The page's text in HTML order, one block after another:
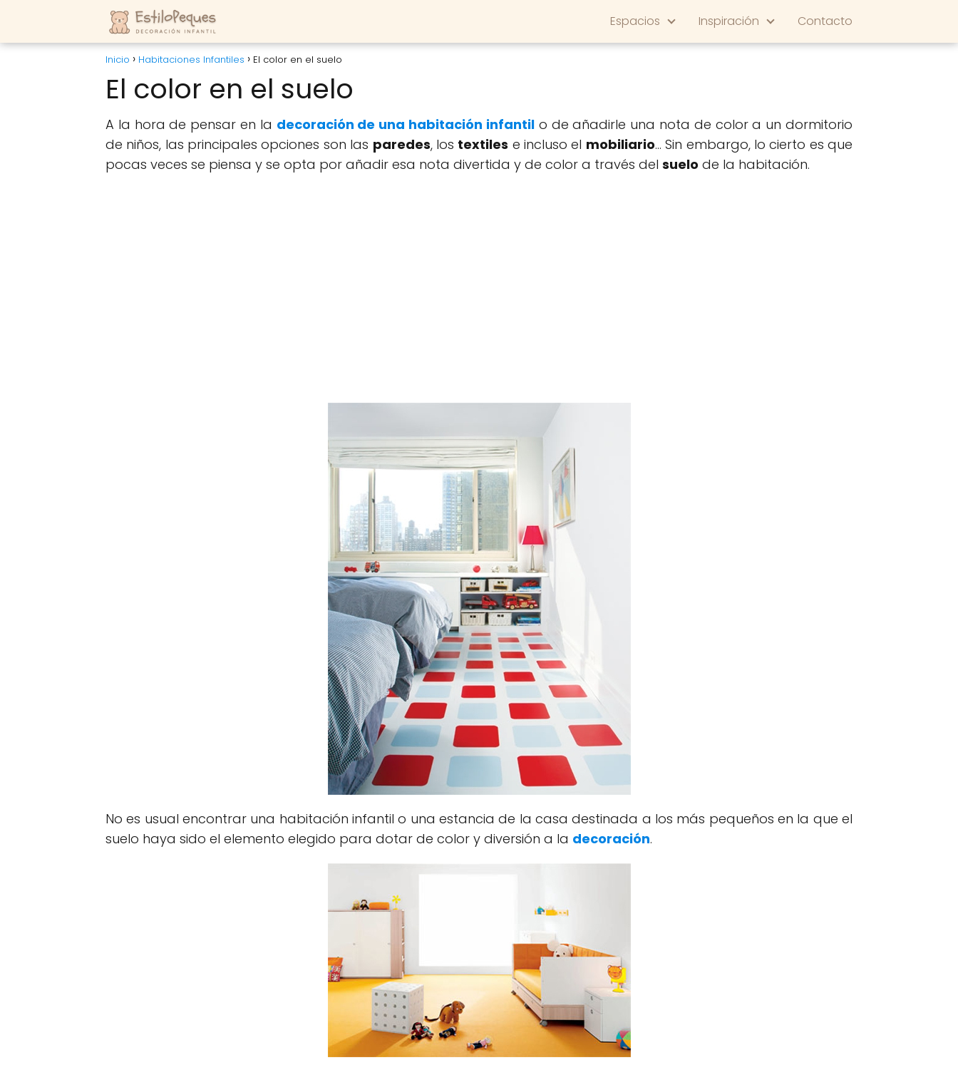
Espacios Inspiración Contacto
Inicio Habitaciones Infantiles El color en el suelo
El color en el suelo
A la hora de pensar en la decoración de una habitación infantilo de añadirle una nota de color a un dormitorio
de niños, las principales opciones son las paredes, los textiles e incluso el mobiliario... Sin embargo, lo cierto es que
pocas veces se piensa y se opta por añadir esa nota divertida y de color a través del suelo de la habitación.
No es usual encontrar una habitación infantil o una estancia de la casa destinada a los más pequeños en la que el
suelo haya sido el elemento elegido para dotar de color y diversión a la decoración.